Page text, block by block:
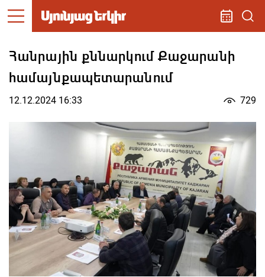
Հանրային քննարկում Քաջարանի
համայնքապետարանում
12.12.2024 16:33 729